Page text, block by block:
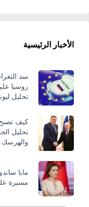
الأخبار الرئيسية
سد
روسيا
تحليل
كيف تصبح
تحليل
والهرسك
مايا
مسيرة